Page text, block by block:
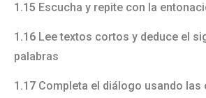
1.15 Escucha y repite con la
1.16 Lee textos cortos y deduce el
palabras
1.17 Completa el diálogo usando las